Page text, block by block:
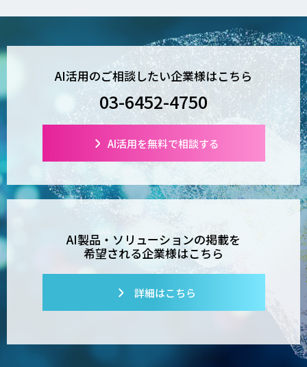
AI活用のご相談したい企業様はこちら
03-6452-4750
AI活用を無料で相談する
AI製品・ソリューションの掲載を
希望される企業様はこちら
詳細はこちら